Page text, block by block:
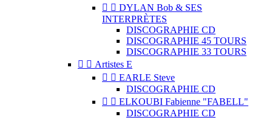
  DYLAN Bob & SES
INTERPRÈTES
DISCOGRAPHIE CD
DISCOGRAPHIE 45 TOURS
DISCOGRAPHIE 33 TOURS
  Artistes E
  EARLE Steve
DISCOGRAPHIE CD
  ELKOUBI Fabienne "FABELL"
DISCOGRAPHIE CD